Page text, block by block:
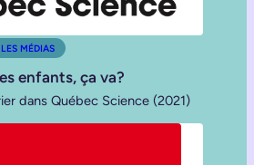
MÉDIAS
enfants, ça va?
dans Québec Science (2021)